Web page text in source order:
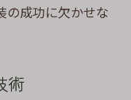
の成功に欠かせな
術